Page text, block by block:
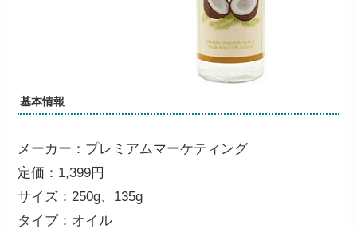
基本情報
メーカー：プレミアムマーケティング
定価：1,399円
サイズ：250g、135g
タイプ：オイル